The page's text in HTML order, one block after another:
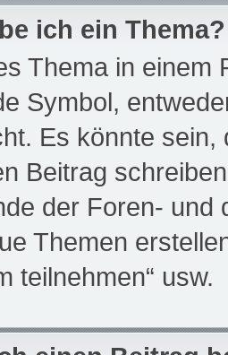
ich ein Thema?
Thema in
Symbol,
Es könnte
Beitrag
der Foren-
Themen
teilnehmen“ usw.